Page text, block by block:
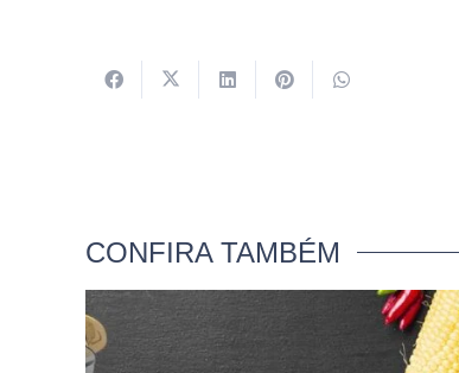
CONFIRA TAMBÉM